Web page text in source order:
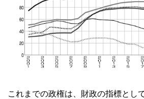
これまでの政権は、財政の指標とし